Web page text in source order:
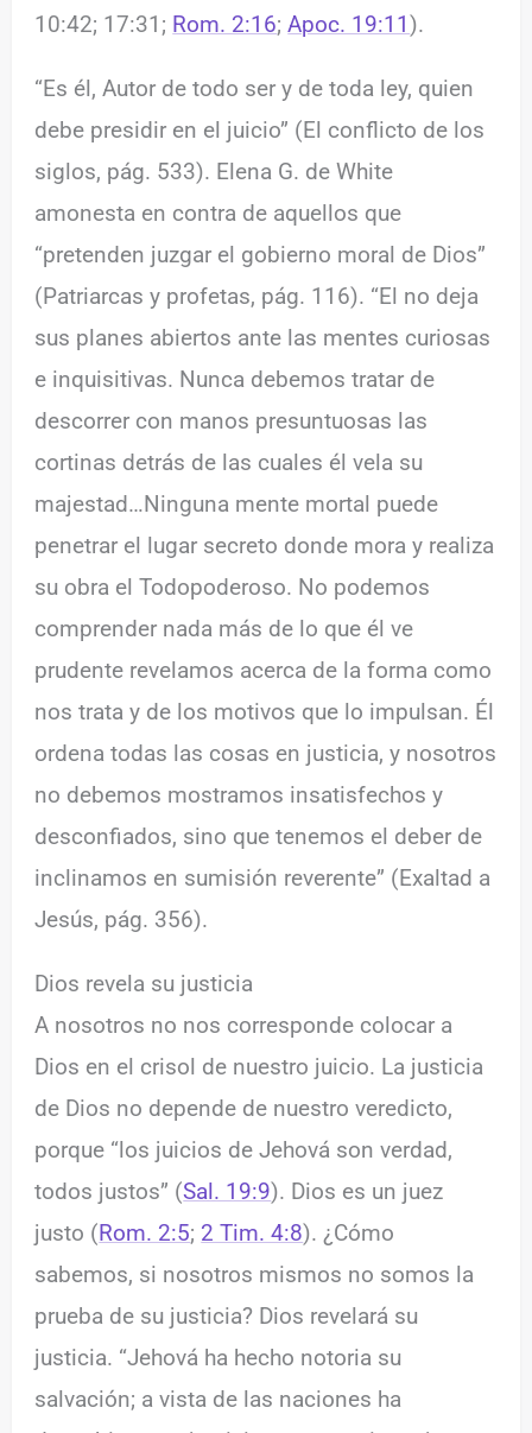
10:42; 17:31; Rom. 2:16;Apoc. 19:11).
“Es él, Autor de todo ser y de toda ley, quien
debe presidir en el juicio” (El conflicto de los
siglos, pág. 533). Elena G. de White
amonesta en contra de aquellos que
“pretenden juzgar el gobierno moral de Dios”
(Patriarcas y profetas, pág. 116). “El no deja
sus planes abiertos ante las mentes curiosas
e inquisitivas. Nunca debemos tratar de
descorrer con manos presuntuosas las
cortinas detrás de las cuales él vela su
majestad…Ninguna mente mortal puede
penetrar el lugar secreto donde mora y realiza
su obra el Todopoderoso. No podemos
comprender nada más de lo que él ve
prudente revelamos acerca de la forma como
nos trata y de los motivos que lo impulsan. Él
ordena todas las cosas en justicia, y nosotros
no debemos mostramos insatisfechos y
desconfiados, sino que tenemos el deber de
inclinamos en sumisión reverente” (Exaltad a
Jesús, pág. 356).
Dios revela su justicia
A nosotros no nos corresponde colocar a
Dios en el crisol de nuestro juicio. La justicia
de Dios no depende de nuestro veredicto,
porque “los juicios de Jehová son verdad,
todos justos” (Sal. 19:9). Dios es un juez
justo (Rom. 2:5; 2 Tim. 4:8). ¿Cómo
sabemos, si nosotros mismos no somos la
prueba de su justicia? Dios revelará su
justicia. “Jehová ha hecho notoria su
salvación; a vista de las naciones ha